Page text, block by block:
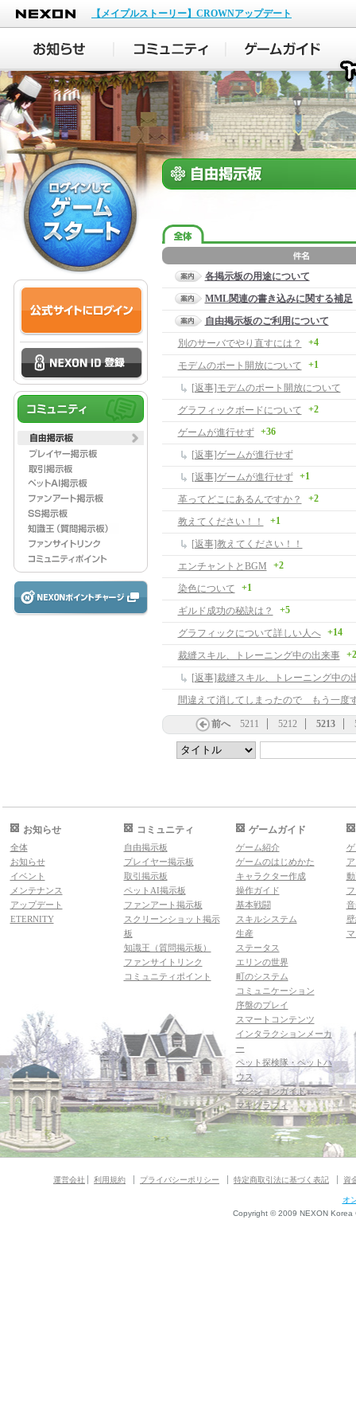
NEXON
【メイプルストーリー】CROWNアップデート
各掲示板の用途について
MML関連の書き込みに関する補足
自由掲示板のご利用について
別のサーバでやり直すには？
+4
モデムのポート開放について +1
[返事]モデムのポート開放について
グラフィックボードについて
+2
ゲームが進行せず +36
[返事]ゲームが進行せず
[返事]ゲームが進行せず
+1
革ってどこにあるんですか？ +2
教えてください！！ +1
[返事]教えてください！！
エンチャントとBGM
+2
染色について +1
ギルド成功の秘訣は？ +5
グラフィックについて詳しい人へ +14
裁縫スキル、トレーニング中の出来事 +2
[返事]裁縫スキル、トレーニング中の
間違えて消してしまったので もう一度
前へ 5211 5212 5213
お知らせ
全体
お知らせ
イベント
メンテナンス
アップデート
ETERNITY
コミュニティ
自由掲示板
プレイヤー掲示板
取引掲示板
ペットAI掲示板
ファンアート掲示板
スクリーンショット掲示
板
知識王（質問掲示板）
ファンサイトリンク
コミュニティポイント
ゲームガイド
ゲーム紹介
ゲームのはじめかた
キャラクター作成
操作ガイド
基本戦闘
スキルシステム
生産
ステータス
エリンの世界
町のシステム
コミュニケーション
序盤のプレイ
スマートコンテンツ
インタラクションメーカ
ー
ペット探検隊・ペットハ
ウス
ダンジョンガイド
マギグラフィ
運営会社 利用規約 プライバシーポリシー 特定商取引法に基づく表記 資
オ
Copyright © 2009 NEXON Korea